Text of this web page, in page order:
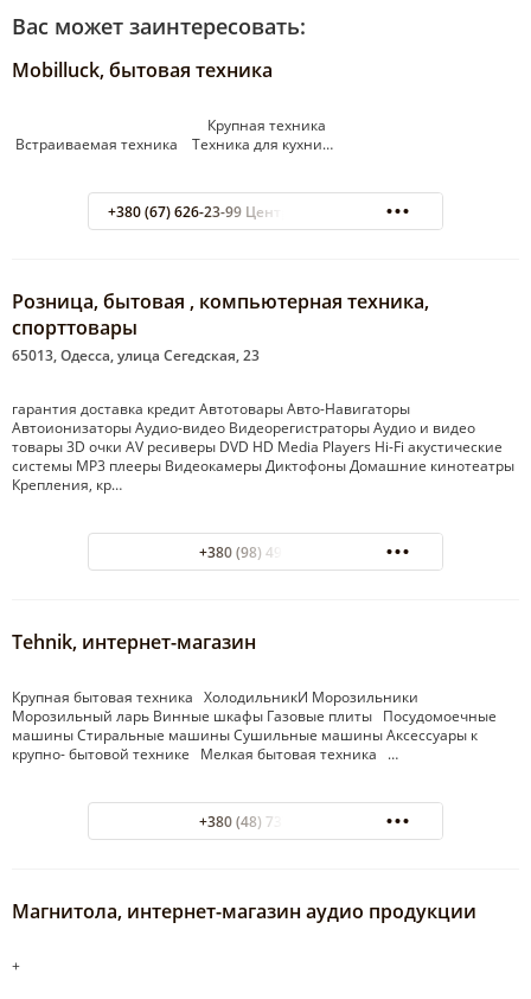
Вас может заинтересовать:
Mobilluck, бытовая техника
Крупная техника
Встраиваемая техника Техника для кухни…
+380 (67) 626-23-99 Центр обработки заказов
Розница, бытовая , компьютерная техника,
спорттовары
65013, Одесса, улица Сегедская, 23
гарантия доставка кредит Автотовары Авто-Навигаторы
Автоионизаторы Аудио-видео Видеорегистраторы Аудио и видео
товары 3D очки AV ресиверы DVD HD Media Players Hi-Fi акустические
системы MP3 плееры Видеокамеры Диктофоны Домашние кинотеатры
Крепления, кр…
+380 (98) 495-07-40
Tehnik, интернет-магазин
Крупная бытовая техника ХолодильникИ Морозильники
Морозильный ларь Винные шкафы Газовые плиты Посудомоечные
машины Стиральные машины Сушильные машины Аксессуары к
крупно- бытовой технике Мелкая бытовая техника …
+380 (48) 737-39-01
Магнитола, интернет-магазин аудио продукции
+